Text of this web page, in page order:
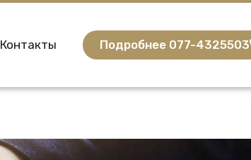
Контакты Подробнее 077-4325503